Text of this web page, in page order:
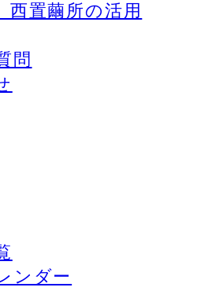
西置繭所の活用
問
ンダー